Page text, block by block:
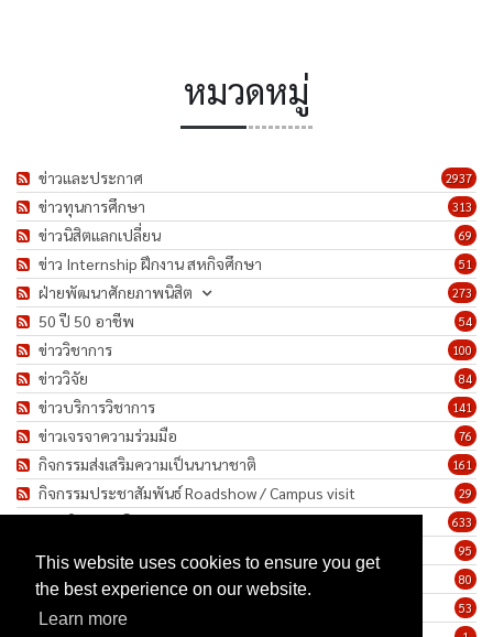
This website uses cookies to ensure you get
the best experience on our website.
Learn more
หมวดหมู่
2937
ข่าวและประกาศ
313
ข่าวทุนการศึกษา
69
ข่าวนิสิตแลกเปลี่ยน
51
ข่าว Internship ฝึกงาน สหกิจศึกษา
273
ฝ่ายพัฒนาศักยภาพนิสิต
54
50 ปี 50 อาชีพ
100
ข่าววิชาการ
84
ข่าววิจัย
141
ข่าวบริการวิชาการ
76
ข่าวเจรจาความร่วมมือ
161
กิจกรรมส่งเสริมความเป็นนานาชาติ
29
กิจกรรมประชาสัมพันธ์ Roadshow / Campus visit
633
ภาพกิจกรรม/โครงการ
95
80
ทำนุบำรุงศิลปวัฒนธรรม
53
ข่าวประกาศรับสมัครงาน